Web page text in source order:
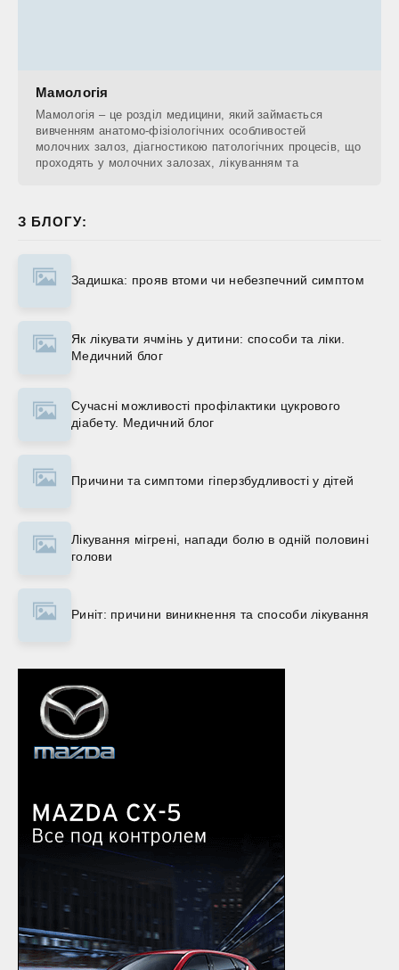
Мамологія
Мамологія – це розділ медицини, який займається
вивченням анатомо-фізіологічних особливостей
молочних залоз, діагностикою патологічних процесів, що
проходять у молочних залозах, лікуванням та
З БЛОГУ:
Задишка: прояв втоми чи небезпечний симптом
Як лікувати ячмінь у дитини: способи та ліки.
Медичний блог
Сучасні можливості профілактики цукрового
діабету. Медичний блог
Причини та симптоми гіперзбудливості у дітей
Лікування мігрені, напади болю в одній половині
голови
Риніт: причини виникнення та способи лікування